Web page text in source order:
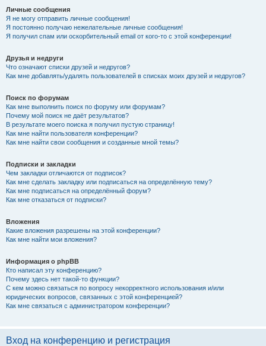
Личные сообщения
Я не могу отправить личные сообщения!
Я постоянно получаю нежелательные личные сообщения!
Я получил спам или оскорбительный email от кого-то с этой конференции!
Друзья и недруги
Что означают списки друзей и недругов?
Как мне добавлять/удалять пользователей в списках моих друзей и недругов?
Поиск по форумам
Как мне выполнить поиск по форуму или форумам?
Почему мой поиск не даёт результатов?
В результате моего поиска я получил пустую страницу!
Как мне найти пользователя конференции?
Как мне найти свои сообщения и созданные мной темы?
Подписки и закладки
Чем закладки отличаются от подписок?
Как мне сделать закладку или подписаться на определённую тему?
Как мне подписаться на определённый форум?
Как мне отказаться от подписки?
Вложения
Какие вложения разрешены на этой конференции?
Как мне найти мои вложения?
Информация о phpBB
Кто написал эту конференцию?
Почему здесь нет такой-то функции?
С кем можно связаться по вопросу некорректного использования и/или
юридических вопросов, связанных с этой конференцией?
Как мне связаться с администратором конференции?
Вход на конференцию и регистрация